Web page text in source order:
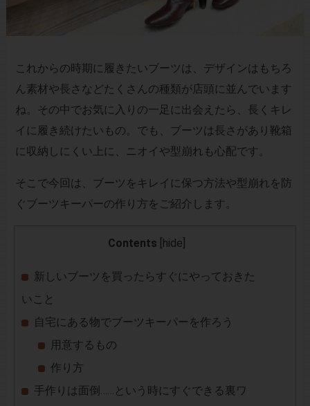
これからの時期に履きたいブーツは、デザインはもちろ
ん素材や長さなどたくさんの種類が店頭に並んでいます
ね。その中でお気に入りの一足に出会えたら、長くキレ
イに履き続けたいもの。でも、ブーツは長さがあり靴箱
に収納しにくい上に、ニオイや型崩れも心配です。
そこで今回は、ブーツをキレイに保つ方法や型崩れを防
ぐブーツキーパーの作り方をご紹介します。
Contents hide
新しいブーツを買ったらすぐにやっておきた
いこと
自宅にある物でブーツキーパーを作ろう
用意するもの
作り方
手作りは面倒……という時にすぐできる裏ワ